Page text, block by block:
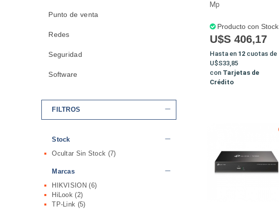
Punto de venta
Redes
Seguridad
Software
FILTROS
Stock
Ocultar Sin Stock (7)
Marcas
HIKVISION(6)
HiLook(2)
TP-Link (5)
Mp
Producto con Stock
U$S 406,17
Hasta en 12cuotas de
U$S33,85
con Tarjetas de
Crédito